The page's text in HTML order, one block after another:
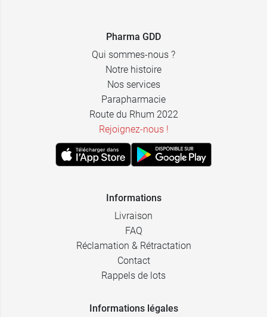
Pharma GDD
Qui sommes-nous ?
Notre histoire
Nos services
Parapharmacie
Route du Rhum 2022
Rejoignez-nous !
Informations
Livraison
FAQ
Réclamation & Rétractation
Contact
Rappels de lots
Informations légales